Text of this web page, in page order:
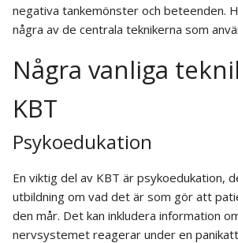
negativa tankemönster och beteenden.
några av de centrala teknikerna som
Några vanliga
KBT
Psykoedukation
En viktig del av KBT är psykoedukation,
utbildning om vad det är som gör att
den mår. Det kan inkludera information
nervsystemet reagerar under en